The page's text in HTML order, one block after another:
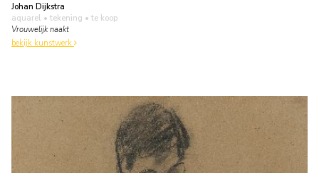
Johan Dijkstra
aquarel • tekening • te koop
Vrouwelijk naakt
bekijk kunstwerk